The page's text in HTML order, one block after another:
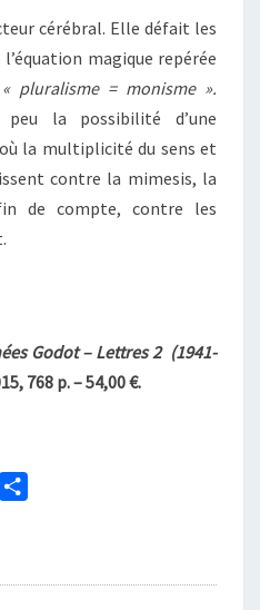
cérébral. Elle défait les
magique repérée
« pluralisme = monisme ».
la possibilité d’une
la multiplicité du sens et
contre la mimesis, la
de compte, contre les
Godot – Lettres 2 (1941-
768 p. – 54,00 €.